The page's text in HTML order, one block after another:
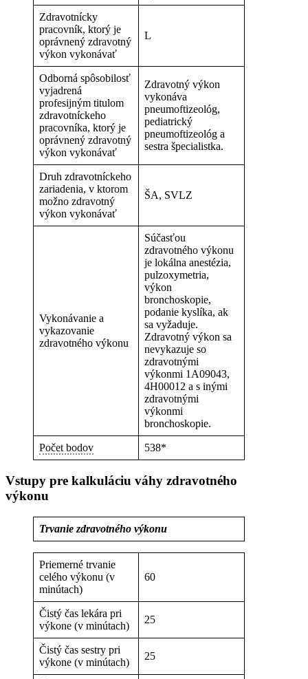
Zdravotnícky
pracovník, ktorý je
oprávnený zdravotný
výkon vykonávať
L
Odborná spôsobilosť
vyjadrená
profesijným titulom
zdravotníckeho
pracovníka, ktorý je
oprávnený zdravotný
výkon vykonávať
Zdravotný výkon
vykonáva
pneumoftizeológ,
pediatrický
pneumoftizeológ a
sestra špecialistka.
Druh zdravotníckeho
zariadenia, v ktorom
možno zdravotný
výkon vykonávať
ŠA, SVLZ
Vykonávanie a
vykazovanie
zdravotného výkonu
Súčasťou
zdravotného výkonu
je lokálna anestézia,
pulzoxymetria,
výkon
bronchoskopie,
podanie kyslíka, ak
sa vyžaduje.
Zdravotný výkon sa
nevykazuje so
zdravotnými
výkonmi 1A09043,
4H00012 a s inými
zdravotnými
výkonmi
bronchoskopie.
Počet bodov 538*
Vstupy pre kalkuláciu váhy zdravotného
výkonu
Trvanie zdravotného výkonu
Priemerné trvanie
celého výkonu (v
minútach)
60
Čistý čas lekára pri
výkone (v minútach)
25
Čistý čas sestry pri
výkone (v minútach)
25